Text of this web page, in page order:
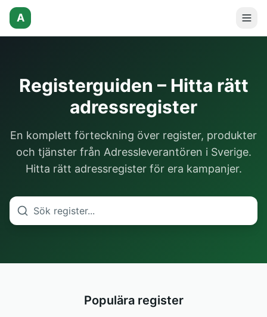
A
Registerguiden – Hitta rätt
adressregister
En komplett förteckning över register, produkter
och tjänster från Adressleverantören i Sverige.
Hitta rätt adressregister för era kampanjer.
Populära register